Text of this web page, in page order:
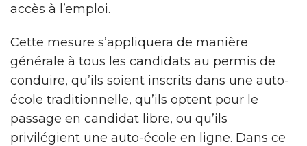
accès à l’emploi.
Cette mesure s’appliquera de manière
générale à tous les candidats au permis de
conduire, qu’ils soient inscrits dans une auto-
école traditionnelle, qu’ils optent pour le
passage en candidat libre, ou qu’ils
privilégient une auto-école en ligne. Dans ce